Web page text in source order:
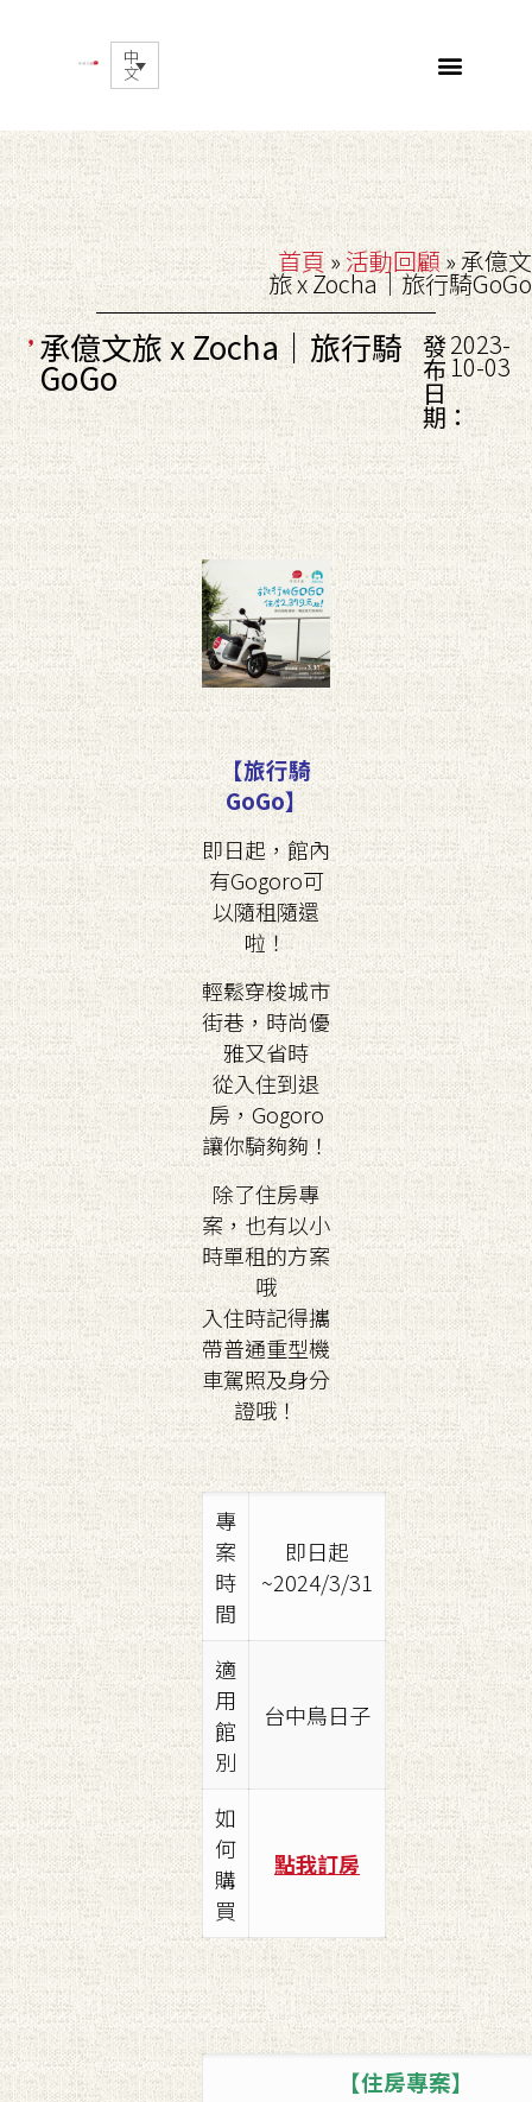
中
文
首頁»活動回顧»承億文
旅 x Zocha｜旅行騎GoGo
承億文旅 x Zocha｜旅行騎
GoGo
發
布
日
期：
2023-
10-03
【旅行騎
GoGo】
即日起，館內
有Gogoro可
以隨租隨還
啦！
輕鬆穿梭城市
街巷，時尚優
雅又省時
從入住到退
房，Gogoro
讓你騎夠夠！
除了住房專
案，也有以小
時單租的方案
哦
入住時記得攜
帶普通重型機
車駕照及身分
證哦！
專
案
時
間
即日起
~2024/3/31
適
用
館
別
台中鳥日子
如
何
購
買
點我訂房
【住房專案】